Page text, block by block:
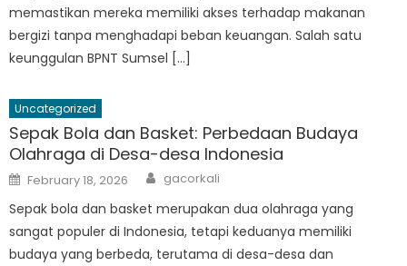
memastikan mereka memiliki akses terhadap makanan
bergizi tanpa menghadapi beban keuangan. Salah satu
keunggulan BPNT Sumsel […]
Uncategorized
Sepak Bola dan Basket: Perbedaan Budaya
Olahraga di Desa-desa Indonesia
Posted
on
February 18, 2026 Author
gacorkali
Sepak bola dan basket merupakan dua olahraga yang
sangat populer di Indonesia, tetapi keduanya memiliki
budaya yang berbeda, terutama di desa-desa dan